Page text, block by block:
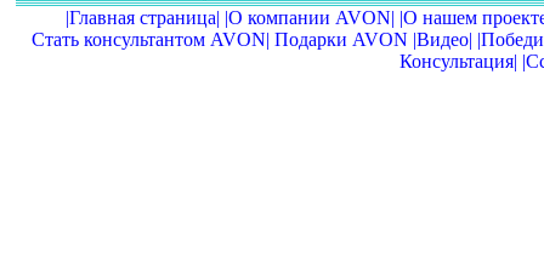
|Главная страница| |О компании AVON| |О нашем
Стать консультантом AVON| Подарки AVON |Видео|
Консультация|